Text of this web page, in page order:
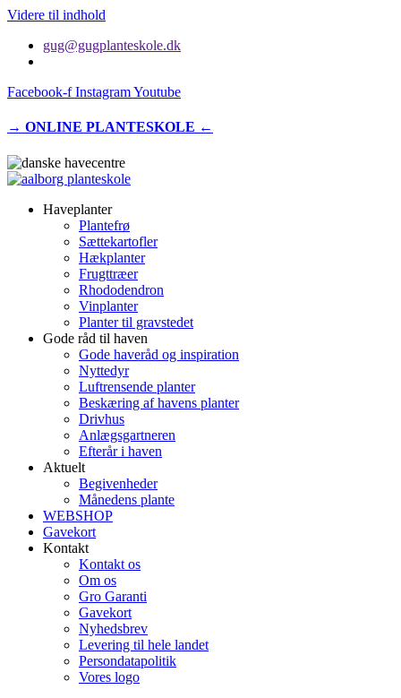
Videre til indhold
gug@gugplanteskole.dk
Facebook-f InstagramYoutube
→ ONLINE PLANTESKOLE ←
Haveplanter
Plantefrø
Sættekartofler
Hækplanter
Frugttræer
Rhododendron
Vinplanter
Planter til gravstedet
Gode råd til haven
Gode haveråd og inspiration
Nyttedyr
Luftrensende planter
Beskæring af havens planter
Drivhus
Anlægsgartneren
Efterår i haven
Aktuelt
Begivenheder
Månedens plante
WEBSHOP
Gavekort
Kontakt
Kontakt os
Om os
Gro Garanti
Gavekort
Nyhedsbrev
Levering til hele landet
Persondatapolitik
Vores logo